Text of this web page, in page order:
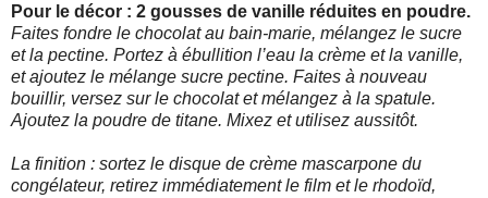
Pour le décor : 2 gousses de vanille réduites en poudre.
Faites fondre le chocolat au bain-marie, mélangez le sucre
et la pectine. Portez à ébullition l’eau la crème et la vanille,
et ajoutez le mélange sucre pectine. Faites à nouveau
bouillir, versez sur le chocolat et mélangez à la spatule.
Ajoutez la poudre de titane. Mixez et utilisez aussitôt.
La finition : sortez le disque de crème mascarpone du
congélateur, retirez immédiatement le film et le rhodoïd,